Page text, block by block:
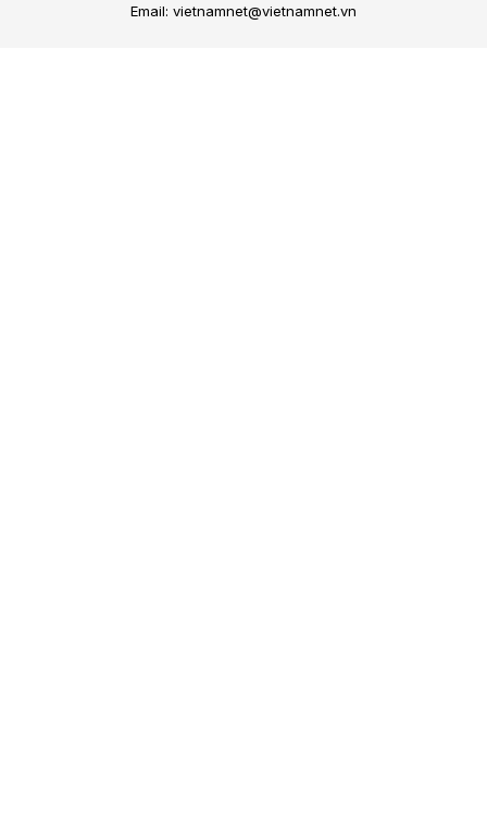
Email: vietnamnet@vietnamnet.vn